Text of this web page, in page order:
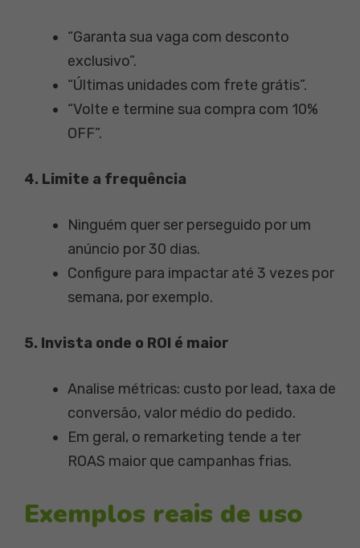
“Garanta sua vaga com desconto
exclusivo”.
“Últimas unidades com frete grátis”.
“Volte e termine sua compra com 10%
OFF”.
4. Limite a frequência
Ninguém quer ser perseguido por um
anúncio por 30 dias.
Configure para impactar até 3 vezes por
semana, por exemplo.
5. Invista onde o ROI é maior
Analise métricas: custo por lead, taxa de
conversão, valor médio do pedido.
Em geral, o remarketing tende a ter
ROAS maior que campanhas frias.
Exemplos reais de uso